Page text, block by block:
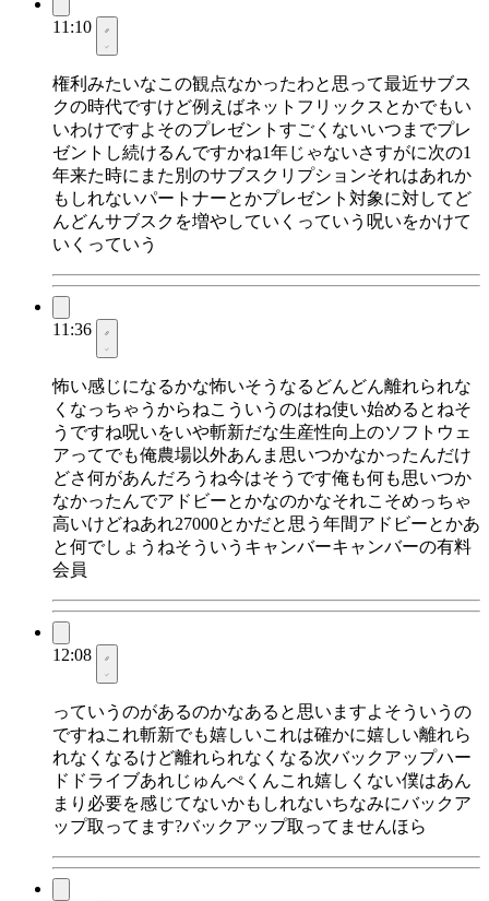
11:10
権利みたいなこの観点なかったわと思って最近サブス
クの時代ですけど例えばネットフリックスとかでもい
いわけですよそのプレゼントすごくないいつまでプレ
ゼントし続けるんですかね1年じゃないさすがに次の1
年来た時にまた別のサブスクリプションそれはあれか
もしれないパートナーとかプレゼント対象に対してど
んどんサブスクを増やしていくっていう呪いをかけて
いくっていう
11:36
怖い感じになるかな怖いそうなるどんどん離れられな
くなっちゃうからねこういうのはね使い始めるとねそ
うですね呪いをいや斬新だな生産性向上のソフトウェ
アってでも俺農場以外あんま思いつかなかったんだけ
どさ何があんだろうね今はそうです俺も何も思いつか
なかったんでアドビーとかなのかなそれこそめっちゃ
高いけどねあれ27000とかだと思う年間アドビーとかあ
と何でしょうねそういうキャンバーキャンバーの有料
会員
12:08
っていうのがあるのかなあると思いますよそういうの
ですねこれ斬新でも嬉しいこれは確かに嬉しい離れら
れなくなるけど離れられなくなる次バックアップハー
ドドライブあれじゅんぺくんこれ嬉しくない僕はあん
まり必要を感じてないかもしれないちなみにバックア
ップ取ってます?バックアップ取ってませんほら